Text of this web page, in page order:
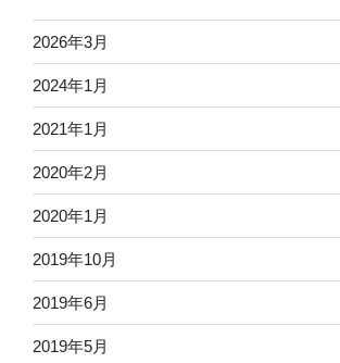
2026年3月
2024年1月
2021年1月
2020年2月
2020年1月
2019年10月
2019年6月
2019年5月